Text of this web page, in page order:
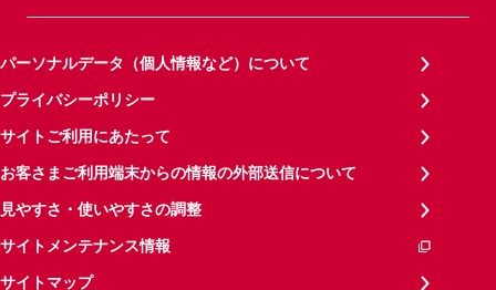
パーソナルデータ（個人情報など）について
プライバシーポリシー
サイトご利用にあたって
お客さまご利用端末からの情報の外部送信について
見やすさ・使いやすさの調整
サイトメンテナンス情報
サイトマップ